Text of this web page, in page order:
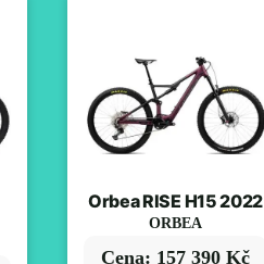
Orbea RISE H15 2022
ORBEA
Cena: 157 390 Kč